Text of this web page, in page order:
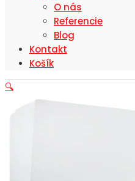
O nás
Referencie
Blog
Kontakt
Košík
🔍